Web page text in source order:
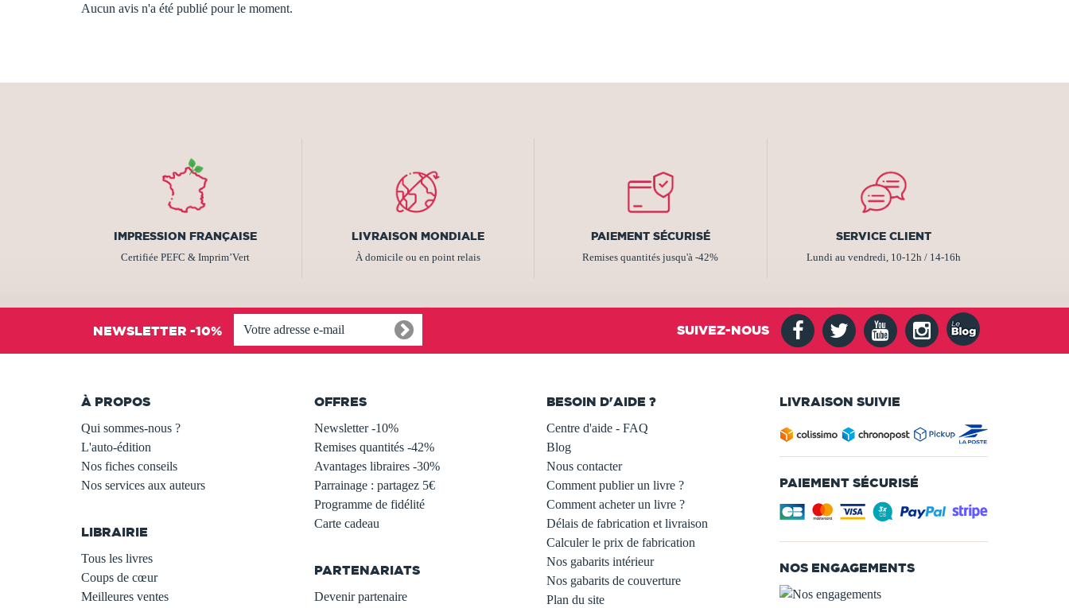
Aucun avis n'a été publié pour le moment.
IMPRESSION FRANÇAISE
Certifiée PEFC & Imprim’Vert
LIVRAISON MONDIALE
À domicile ou en point relais
PAIEMENT SÉCURISÉ
Remises quantités jusqu'à -42%
SERVICE CLIENT
Lundi au vendredi, 10-12h / 14-16h
NEWSLETTER -10% SUIVEZ-NOUS
À PROPOS
Qui sommes-nous ?
L'auto-édition
Nos fiches conseils
Nos services aux auteurs
LIBRAIRIE
Tous les livres
Coups de cœur
Meilleures ventes
OFFRES
Newsletter -10%
Remises quantités -42%
Avantages libraires -30%
Parrainage : partagez 5€
Programme de fidélité
Carte cadeau
PARTENARIATS
Devenir partenaire
BESOIN D'AIDE ?
Centre d'aide - FAQ
Blog
Nous contacter
Comment publier un livre ?
Comment acheter un livre ?
Délais de fabrication et livraison
Calculer le prix de fabrication
Nos gabarits intérieur
Nos gabarits de couverture
Plan du site
LIVRAISON SUIVIE
PAIEMENT SÉCURISÉ
NOS ENGAGEMENTS